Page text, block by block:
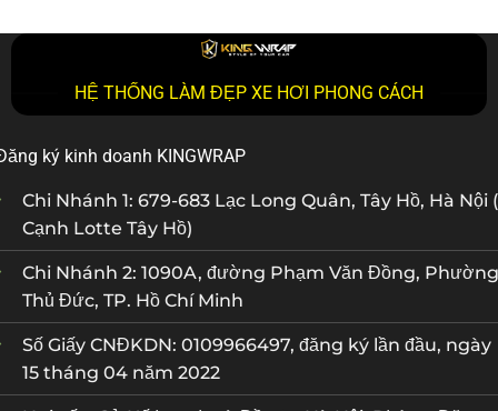
HỆ THỐNG LÀM ĐẸP XE HƠI PHONG CÁCH
ký kinh doanh KINGWRAP
Chi Nhánh 1: 679-683 Lạc Long Quân, Tây Hồ, Hà Nội (
Cạnh Lotte Tây Hồ)
Chi Nhánh 2: 1090A, đường Phạm Văn Đồng, Phường
Thủ Đức, TP. Hồ Chí Minh
Số Giấy CNĐKDN: 0109966497, đăng ký lần đầu, ngày
15 tháng 04 năm 2022